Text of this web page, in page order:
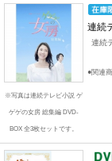
※写真は連続テレビ小説 ゲ
ゲゲの女房 総集編 DVD-
BOX 全3枚セットです。
連続
連続
●関連